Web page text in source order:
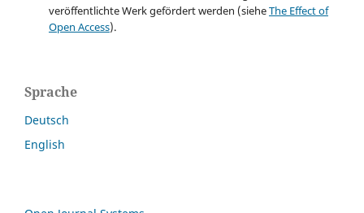
veröffentlichte Werk gefördert werden (sieheThe Effect of
Open Access).
Sprache
Deutsch
English